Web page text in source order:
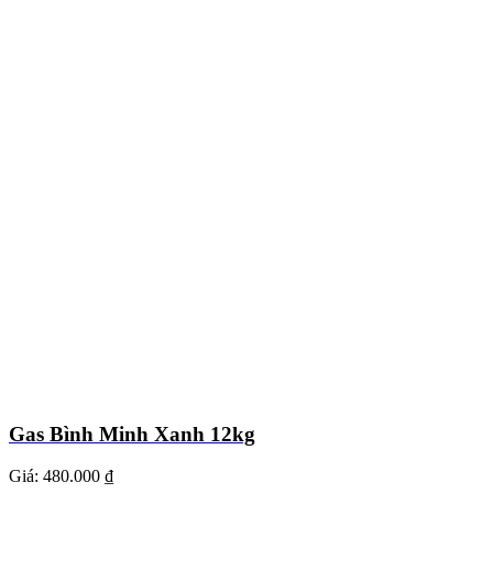
Gas Bình Minh Xanh 12kg
Giá: 480.000 ₫